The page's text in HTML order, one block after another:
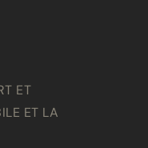
ET
ET LA